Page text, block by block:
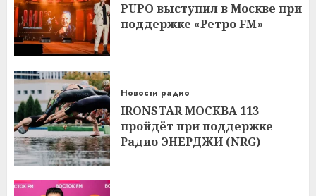
PUPO выступил в Москве при
поддержке «Ретро FM»
Новости радио
IRONSTAR МОСКВА 113
пройдёт при поддержке
Радио ЭНЕРДЖИ (NRG)